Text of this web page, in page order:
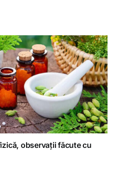
observații făcute cu